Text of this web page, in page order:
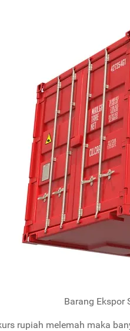
Barang Ekspor
rupiah melemah maka